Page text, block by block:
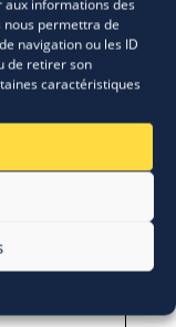
aux informations des
nous permettra de
navigation ou les ID
de retirer son
caractéristiques